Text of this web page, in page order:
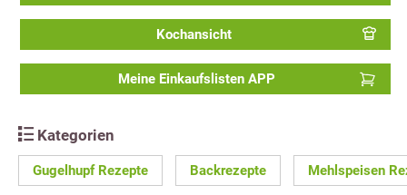
Kochansicht
Meine Einkaufslisten APP
Kategorien
Gugelhupf Rezepte Backrezepte Mehlspeisen